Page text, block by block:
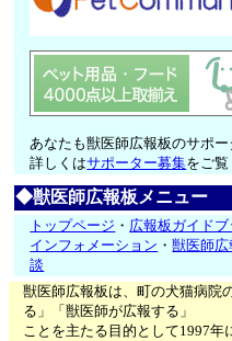
あなたも獣医師広報板のサポー
詳しくはサポーター募集をご覧
◆獣医師広報板メニュー
トップページ ・ 広報板ガイドブ
インフォメーション ・獣医師
談
獣医師広報板は、町の犬猫病院
る」「獣医師が広報する」
ことを主たる目的として1997